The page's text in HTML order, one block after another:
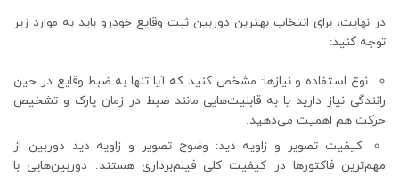
در نهایت، برای انتخاب بهترین دوربین ثبت وقایع خودرو باید به موارد زیر
توجه کنید:
نوع استفاده و نیازها: مشخص کنید که آیا تنها به ضبط وقایع در حین
رانندگی نیاز دارید یا به قابلیت‌هایی مانند ضبط در زمان پارک و تشخیص
حرکت هم اهمیت می‌دهید.
کیفیت تصویر و زاویه دید: وضوح تصویر و زاویه دید دوربین از
مهم‌ترین فاکتورها در کیفیت کلی فیلم‌برداری هستند. دوربین‌هایی با